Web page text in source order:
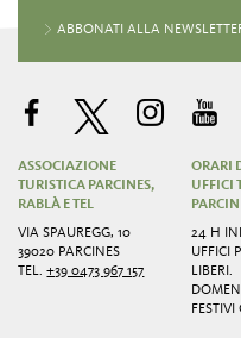
ABBONATI ALLA
ASSOCIAZIONE
TURISTICA PARCINES,
RABLÀ E TEL
VIA SPAUREGG, 10
39020 PARCINES
TEL.+39 0473 967 157
ORARI
UFFICI
24 H
UFFICI
LIBERI.